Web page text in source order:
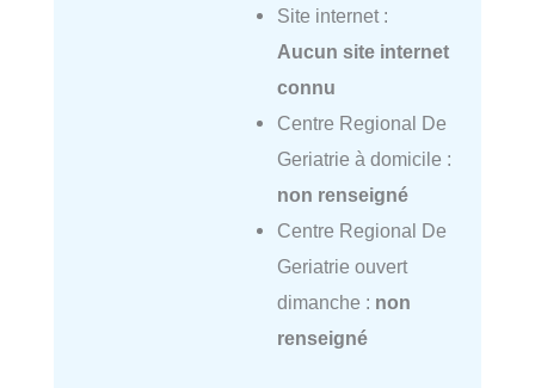
Site internet :
Aucun site internet
connu
Centre Regional De
Geriatrie à domicile :
non renseigné
Centre Regional De
Geriatrie ouvert
dimanche : non
renseigné